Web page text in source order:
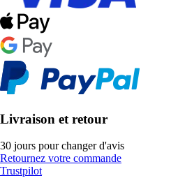
Livraison et retour
30 jours pour changer d'avis
Retournez votre commande
Trustpilot